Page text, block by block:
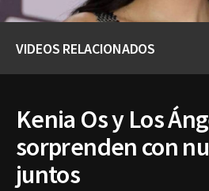
VIDEOS RELACIONADOS
Kenia Os y Los
sorprenden con
juntos